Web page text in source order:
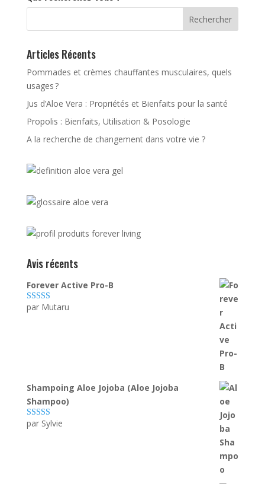
Articles Récents
Pommades et crèmes chauffantes musculaires, quels
usages ?
Jus d’Aloe Vera : Propriétés et Bienfaits pour la santé
Propolis : Bienfaits, Utilisation & Posologie
A la recherche de changement dans votre vie ?
Avis récents
Forever Active Pro-B
Note4sur
par Mutaru
Shampoing Aloe Jojoba (Aloe Jojoba
Shampoo)
Note5sur 5
par Sylvie